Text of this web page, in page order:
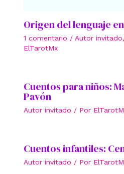
Origen del lenguaje
1 comentario / Autor invitado,
ElTarotMx
Cuentos para niños:
Pavón
Autor invitado / Por
Cuentos infantiles:
Autor invitado / Por